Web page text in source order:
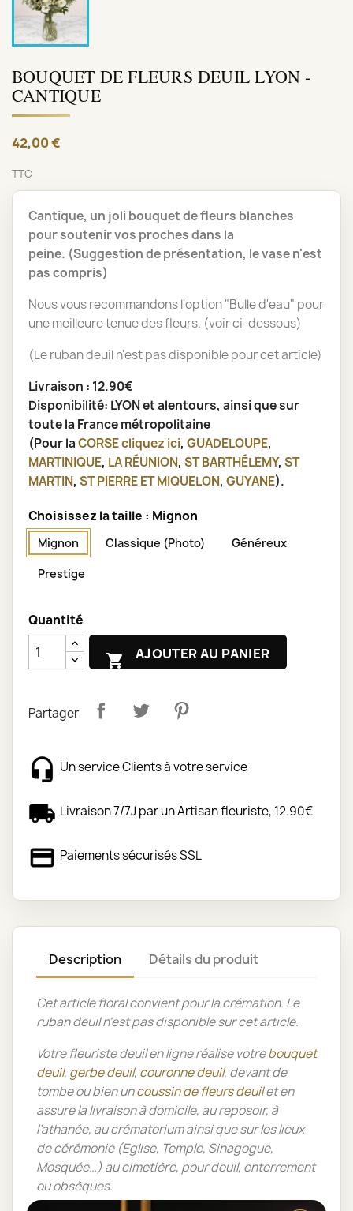
BOUQUET DE FLEURS DEUIL LYON -
CANTIQUE
42,00 €
TTC
Cantique, un joli bouquet de fleurs blanches
pour soutenir vos proches dans la
peine. (Suggestion de présentation, le vase n'est
pas compris)
Nous vous recommandons l'option "Bulle d'eau" pour
une meilleure tenue des fleurs. (voir ci-dessous)
(Le ruban deuil n'est pas disponible pour cet article)
Livraison : 12.90€
Disponibilité: LYON et alentours, ainsi que sur
toute la France métropolitaine
(Pour laCORSEcliquez ici, GUADELOUPE,
MARTINIQUE, LA RÉUNION, ST BARTHÉLEMY, ST
MARTIN, ST PIERRE ET MIQUELON, GUYANE).
Choisissez la taille : Mignon
Mignon Classique (Photo) Généreux
Prestige
Quantité
 AJOUTER AU PANIER
Partager
Un service Clients à votre service
Livraison 7/7J par un Artisan fleuriste, 12.90€
Paiements sécurisés SSL
Description Détails du produit
Cet article floral convient pour la crémation. Le
ruban deuil n'est pas disponible sur cet article.
Votre fleuriste deuil en ligne réalise votrebouquet
deuil, gerbe deuil, couronne deuil, devant de
tombe ou bien uncoussin de fleurs deuilet en
assure la livraison à domicile, au reposoir, à
l’athanée, au crématorium ainsi que sur les lieux
de cérémonie (Eglise, Temple, Sinagogue,
Mosquée…) au cimetière, pour deuil, enterrement
ou obsèques.